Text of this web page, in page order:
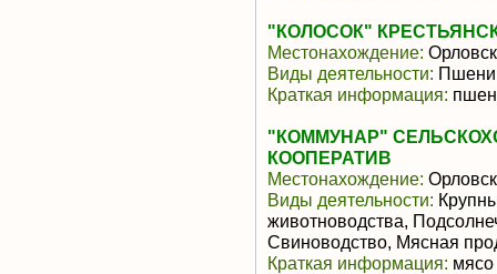
"КОЛОСОК"
Местонахождение:
Виды деятельности:
Краткая информация:
"КОММУНАР"
КООПЕРАТИВ
Местонахождение:
Виды деятельности:
животноводства,
Свиноводство, Мясная
Краткая информация: мясо